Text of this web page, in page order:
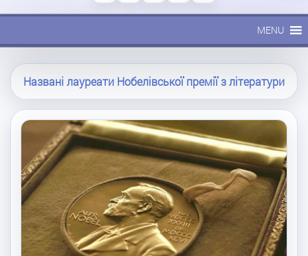
MENU
Названі лауреати Нобелівської премії з літератури